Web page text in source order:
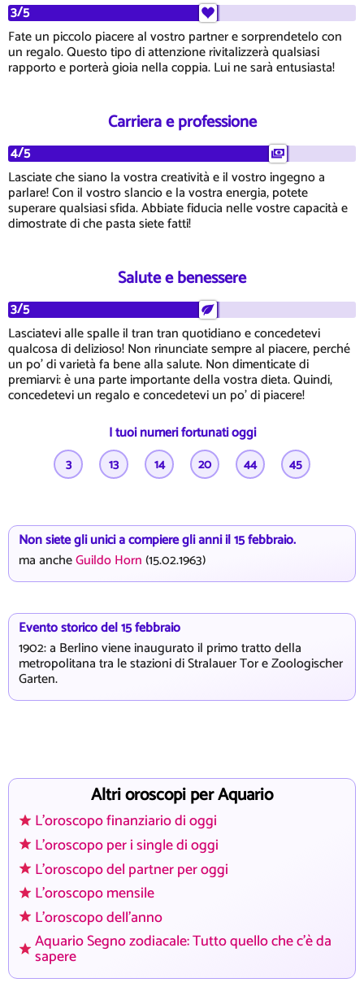
3/5
Fate un piccolo piacere al vostro partner e sorprendetelo con
un regalo. Questo tipo di attenzione rivitalizzerà qualsiasi
rapporto e porterà gioia nella coppia. Lui ne sarà entusiasta!
Carriera e professione
4/5
Lasciate che siano la vostra creatività e il vostro ingegno a
parlare! Con il vostro slancio e la vostra energia, potete
superare qualsiasi sfida. Abbiate fiducia nelle vostre capacità e
dimostrate di che pasta siete fatti!
Salute e benessere
3/5
Lasciatevi alle spalle il tran tran quotidiano e concedetevi
qualcosa di delizioso! Non rinunciate sempre al piacere, perché
un po' di varietà fa bene alla salute. Non dimenticate di
premiarvi: è una parte importante della vostra dieta. Quindi,
concedetevi un regalo e concedetevi un po' di piacere!
I tuoi numeri fortunati oggi
3 13 14 20 44 45
Non siete gli unici a compiere gli anni il 15 febbraio.
ma ancheGuildo Horn(15.02.1963)
Evento storico del 15 febbraio
1902: a Berlino viene inaugurato il primo tratto della
metropolitana tra le stazioni di Stralauer Tor e Zoologischer
Garten.
Altri oroscopi per Aquario
L'oroscopo finanziario di oggi
L'oroscopo per i single di oggi
L'oroscopo del partner per oggi
L'oroscopo mensile
L'oroscopo dell'anno
Aquario Segno zodiacale: Tutto quello che c'è da
sapere